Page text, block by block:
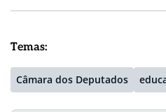
Temas:
Câmara dos Deputados